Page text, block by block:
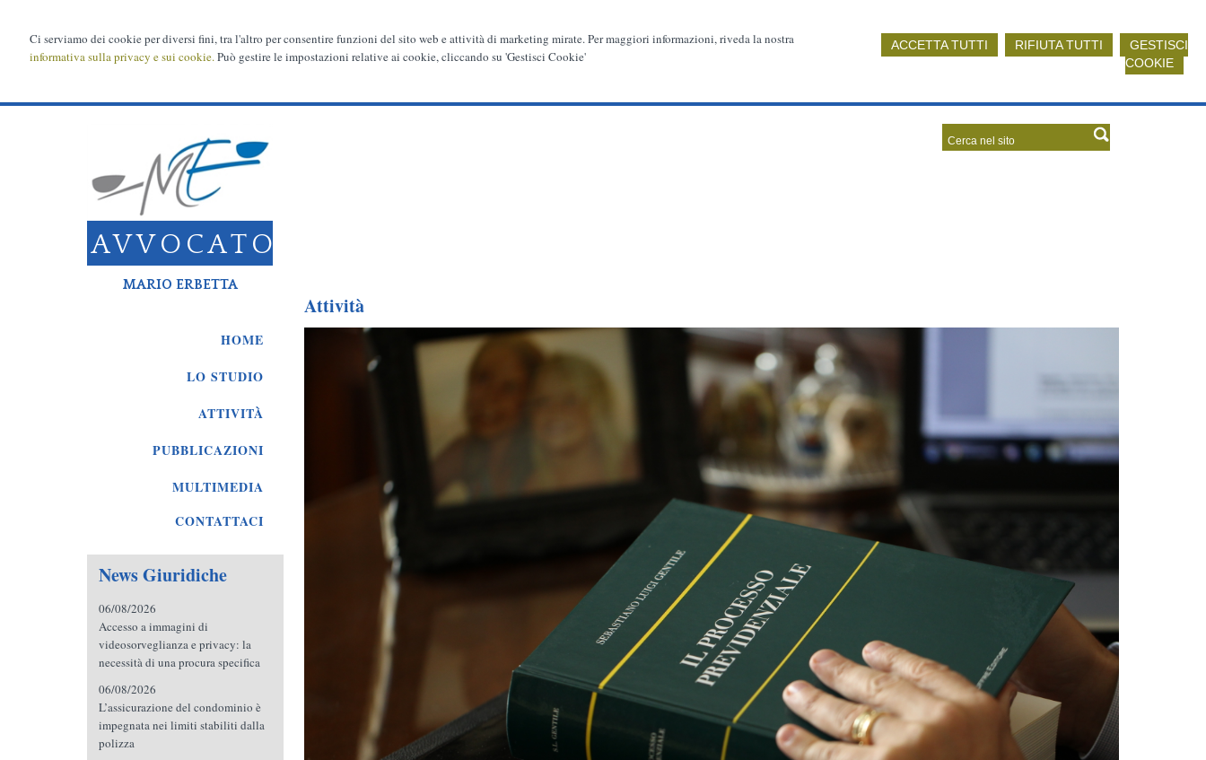
Ci serviamo dei cookie per diversi fini, tra l'altro per consentire funzioni del sito web e attività di marketing mirate. Per maggiori informazioni, riveda la nostra
informativa sulla privacy e sui cookie.Può gestire le impostazioni relative ai cookie, cliccando su 'Gestisci Cookie'
ACCETTA TUTTI RIFIUTA TUTTI
GESTISCI
COOKIE
AVVOCATO
MARIO ERBETTA
HOME
LO STUDIO
ATTIVITÀ
PUBBLICAZIONI
MULTIMEDIA
CONTATTACI
Attività
News Giuridiche
06/08/2026
Accesso a immagini di
videosorveglianza e privacy: la
necessità di una procura specifica
06/08/2026
L’assicurazione del condominio è
impegnata nei limiti stabiliti dalla
polizza